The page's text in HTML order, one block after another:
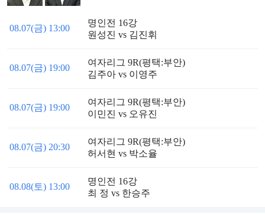
08.07(금) 13:00
명인전 16강
원성진 vs 김진휘
08.07(금) 19:00
여자리그 9R(평택:부안)
김주아 vs 이영주
08.07(금) 19:00
여자리그 9R(평택:부안)
이민진 vs 오유진
08.07(금) 20:30
여자리그 9R(평택:부안)
허서현 vs 박소율
08.08(토) 13:00
명인전 16강
최 정 vs 한승주